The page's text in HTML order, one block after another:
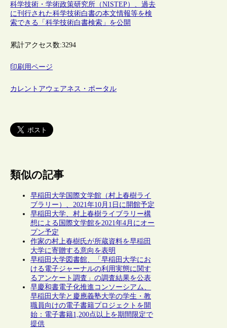
科学技術・学術政策研究所（NISTEP）、過去
に刊行された科学技術白書の本文情報等を検
索できる「科学技術白書検索」を公開
累計アクセス数:3294
印刷用ページ
カレントアウェアネス・ポータル
類似の記事
早稲田大学国際文学館（村上春樹ライ
ブラリー）、2021年10月1日に開館予定
早稲田大学、村上春樹ライブラリー構
想による国際文学館を2021年4月にオー
プン予定
作家の村上春樹氏が所蔵資料を早稲田
大学に寄贈する意向を表明
早稲田大学図書館、「早稲田大学にお
ける電子ジャーナルの利用実態に関す
るアンケート調査」の調査結果を公表
早慶和書電子化推進コンソーシアム、
早稲田大学と慶應義塾大学の学生・教
職員向けの電子書籍プロジェクトを開
始：電子書籍1,200点以上を期間限定で
提供